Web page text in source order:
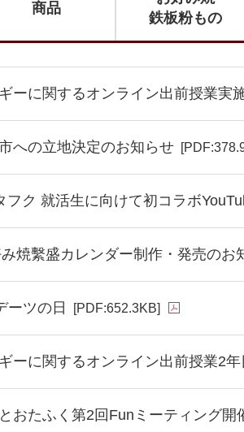
商品
鉄板粉もの
ーに関するオンライン出前授業実
への立地決定のお知らせ
フク 就活生に向けて初コラボ
焼繫盛カレンダー制作・発売のお
ーツの日 [PDF:652.3KB]
ーに関するオンライン出前授業2年
おたふく第2回Funミーティング開